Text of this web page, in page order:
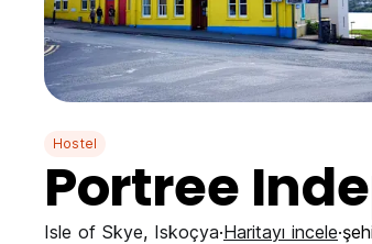
Hostel
Portree
Isle of Skye, Iskoçya Haritayı incele